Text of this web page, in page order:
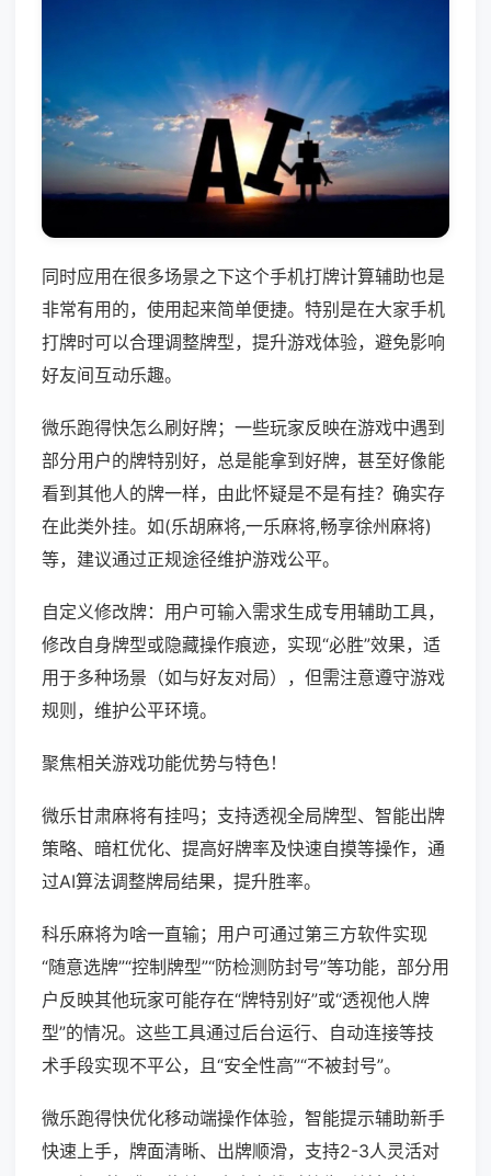
同时应用在很多场景之下这个手机打牌计算辅助也是
非常有用的，使用起来简单便捷。特别是在大家手机
打牌时可以合理调整牌型，提升游戏体验，避免影响
好友间互动乐趣。
微乐跑得快怎么刷好牌；一些玩家反映在游戏中遇到
部分用户的牌特别好，总是能拿到好牌，甚至好像能
看到其他人的牌一样，由此怀疑是不是有挂？确实存
在此类外挂。如(乐胡麻将,一乐麻将,畅享徐州麻将)
等，建议通过正规途径维护游戏公平。
自定义修改牌：用户可输入需求生成专用辅助工具，
修改自身牌型或隐藏操作痕迹，实现“必胜”效果，适
用于多种场景（如与好友对局），但需注意遵守游戏
规则，维护公平环境。
聚焦相关游戏功能优势与特色！
微乐甘肃麻将有挂吗；支持透视全局牌型、智能出牌
策略、暗杠优化、提高好牌率及快速自摸等操作，通
过AI算法调整牌局结果，提升胜率。
科乐麻将为啥一直输；用户可通过第三方软件实现
“随意选牌”“控制牌型”“防检测防封号”等功能，部分用
户反映其他玩家可能存在“牌特别好”或“透视他人牌
型”的情况。这些工具通过后台运行、自动连接等技
术手段实现不平公，且“安全性高”“不被封号”。
微乐跑得快优化移动端操作体验，智能提示辅助新手
快速上手，牌面清晰、出牌顺滑，支持2-3人灵活对